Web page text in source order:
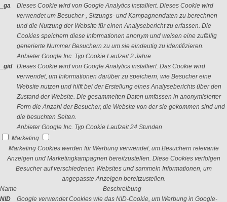
_ga
Dieses Cookie wird von Google Analytics installiert. Dieses Cookie wird
verwendet um Besucher-, Sitzungs- und Kampagnendaten zu berechnen
und die Nutzung der Website für einen Analysebericht zu erfassen. Die
Cookies speichern diese Informationen anonym und weisen eine zufällig
generierte Nummer Besuchern zu um sie eindeutig zu identifizieren.
Anbieter Google Inc. Typ Cookie Laufzeit 2 Jahre
_gid
Dieses Cookie wird von Google Analytics installiert. Das Cookie wird
verwendet, um Informationen darüber zu speichern, wie Besucher eine
Website nutzen und hilft bei der Erstellung eines Analyseberichts über den
Zustand der Website. Die gesammelten Daten umfassen in anonymisierter
Form die Anzahl der Besucher, die Website von der sie gekommen sind und
die besuchten Seiten.
Anbieter Google Inc. Typ Cookie Laufzeit 24 Stunden
Marketing
Marketing Cookies werden für Werbung verwendet, um Besuchern relevante
Anzeigen und Marketingkampagnen bereitzustellen. Diese Cookies verfolgen
Besucher auf verschiedenen Websites und sammeln Informationen, um
angepasste Anzeigen bereitzustellen.
Name
Beschreibung
NID
Google verwendet Cookies wie das NID-Cookie, um Werbung in Google-